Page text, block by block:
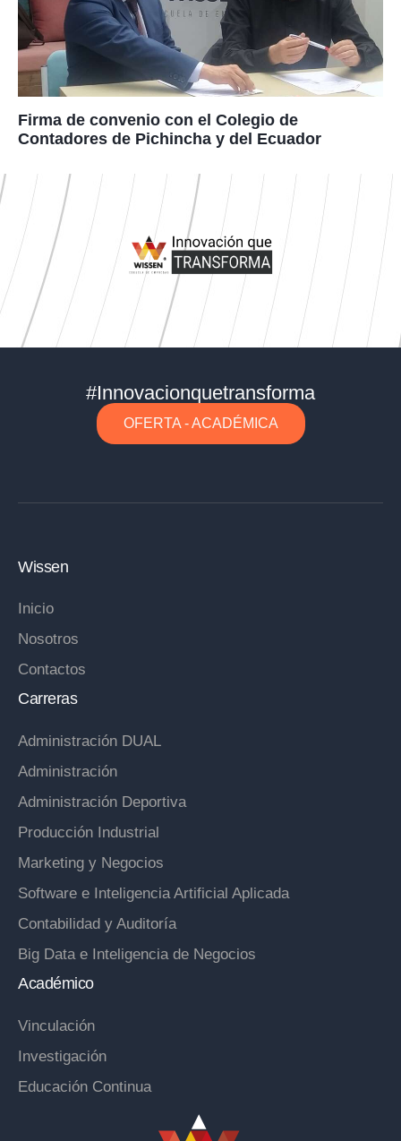
Firma de convenio con el Colegio de
Contadores de Pichincha y del Ecuador
#Innovacionquetransforma
OFERTA - ACADÉMICA
Wissen
Inicio
Nosotros
Contactos
Carreras
Administración DUAL
Administración
Administración Deportiva
Producción Industrial
Marketing y Negocios
Software e Inteligencia Artificial Aplicada
Contabilidad y Auditoría
Big Data e Inteligencia de Negocios
Académico
Vinculación
Investigación
Educación Continua